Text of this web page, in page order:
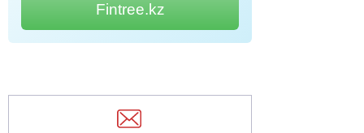
Fintree.kz